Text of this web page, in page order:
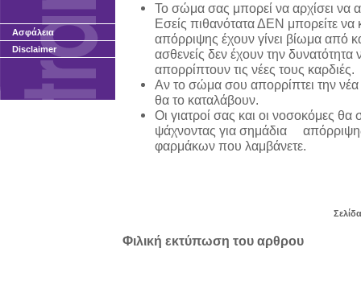
Ασφάλεια
Disclaimer
Το σώμα σας μπορεί να αρχίσει να
Εσείς πιθανότατα ΔΕΝ μπορείτε
απόρριψης έχουν γίνει βίωμα από
ασθενείς δεν έχουν την
απορρίπτουν τις νέες τους καρδιές.
Αν το σώμα σου απορρίπτει την νέα
θα το καταλάβουν.
Οι γιατροί σας και οι νοσοκόμες
ψάχνοντας για σημάδια
φαρμάκων που λαμβάνετε.
Φιλική εκτύπωση του αρθρου